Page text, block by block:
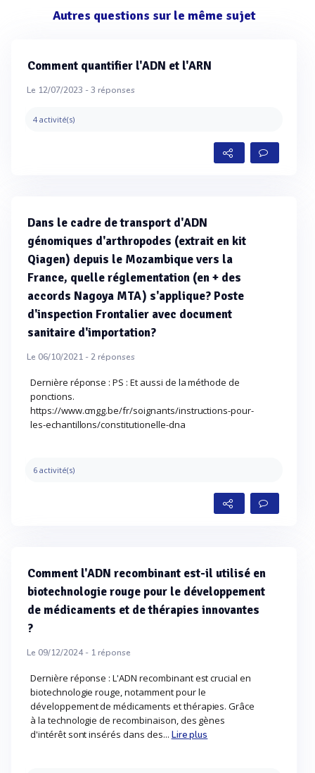
Autres questions sur le même sujet
Comment quantifier l'ADN et l'ARN
Le 12/07/2023 -3 réponses
4 activité(s)
Dans le cadre de transport d'ADN
génomiques d'arthropodes (extrait en kit
Qiagen) depuis le Mozambique vers la
France, quelle réglementation (en + des
accords Nagoya MTA) s'applique? Poste
d'inspection Frontalier avec document
sanitaire d'importation?
Le 06/10/2021 -2réponses
Dernière réponse : PS : Et aussi de la méthode de
ponctions.
https://www.cmgg.be/fr/soignants/instructions-pour-
les-echantillons/constitutionelle-dna
6 activité(s)
Comment l'ADN recombinant est-il utilisé en
biotechnologie rouge pour le développement
de médicaments et de thérapies innovantes
?
Le 09/12/2024 - 1réponse
Dernière réponse : L'ADN recombinant est crucial en
biotechnologie rouge, notamment pour le
développement de médicaments et thérapies. Grâce
à la technologie de recombinaison, des gènes
d'intérêt sont insérés dans des... Lire plus